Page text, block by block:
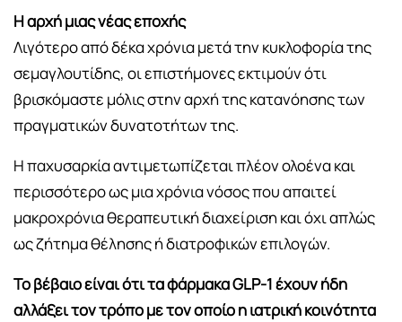
Η αρχή μιας νέας εποχής
Λιγότερο από δέκα χρόνια μετά την κυκλοφορία της
σεμαγλουτίδης, οι επιστήμονες εκτιμούν ότι
βρισκόμαστε μόλις στην αρχή της κατανόησης των
πραγματικών δυνατοτήτων της.
Η παχυσαρκία αντιμετωπίζεται πλέον ολοένα και
περισσότερο ως μια χρόνια νόσος που απαιτεί
μακροχρόνια θεραπευτική διαχείριση και όχι απλώς
ως ζήτημα θέλησης ή διατροφικών επιλογών.
Το βέβαιο είναι ότι τα φάρμακα GLP-1 έχουν ήδη
αλλάξει τον τρόπο με τον οποίο η ιατρική κοινότητα